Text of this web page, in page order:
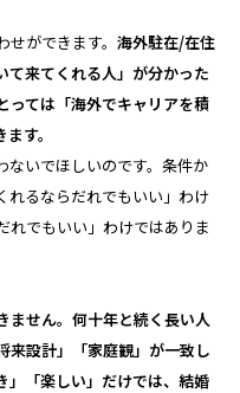
ができます。 海外駐在/在住
て来てくれる人」が分かった
っては「海外でキャリアを積
す。
いでほしいのです。条件か
れるならだれでもいい」わけ
れでもいい」わけではありま
ません。何十年と続く長い人
来設計」「家庭観」が一致し
」「楽しい」だけでは、結婚